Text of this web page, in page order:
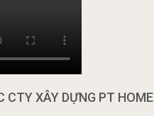
CTY XÂY DỰNG PT HOME